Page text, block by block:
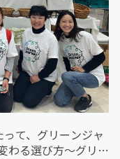
て、グリーンジャ
わる選び方～グリー